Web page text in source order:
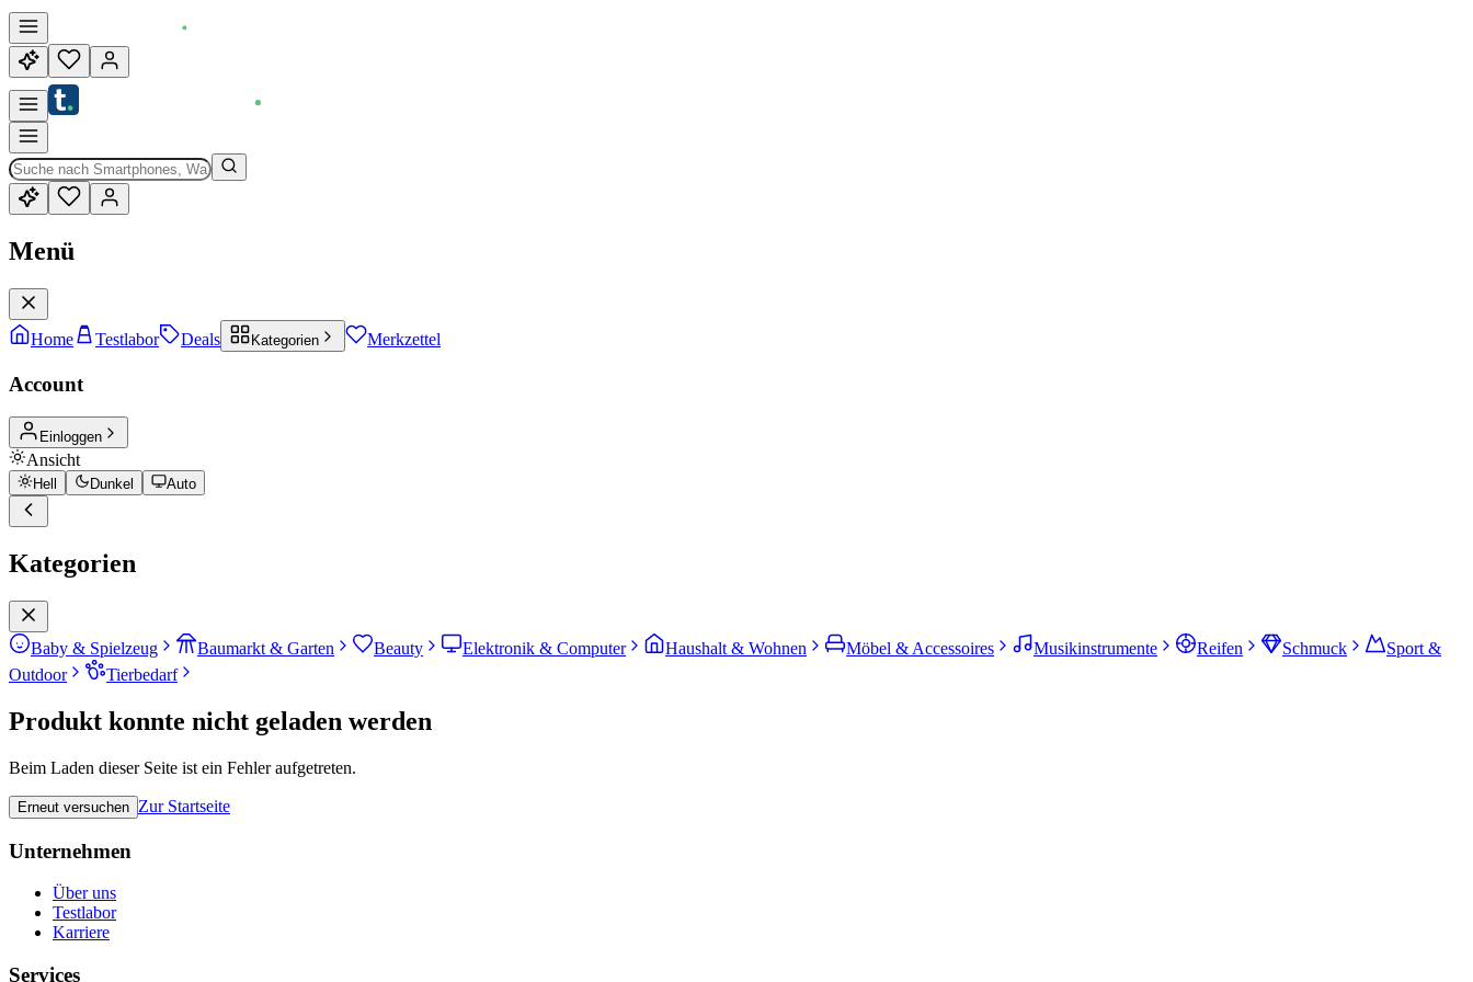
Menü
Home Testlabor Deals Kategorien Merkzettel
Account
Einloggen
Ansicht
Hell Dunkel Auto
Kategorien
Baby & Spielzeug Baumarkt & Garten Beauty Elektronik & Computer Haushalt & Wohnen Möbel & Accessoires Musikinstrumente Reifen Schmuck
Sport &
Outdoor
Tierbedarf
Produkt konnte nicht geladen werden
Beim Laden dieser Seite ist ein Fehler aufgetreten.
Erneut versuchen Zur Startseite
Unternehmen
Über uns
Testlabor
Karriere
Services